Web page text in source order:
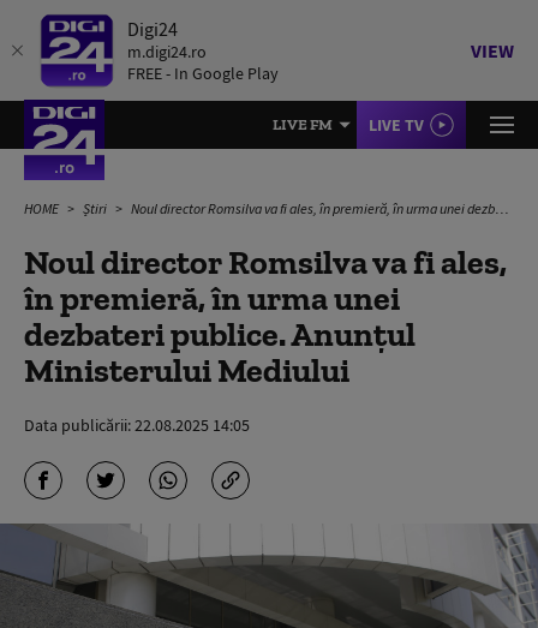
Digi24
m.digi24.ro
FREE - In Google Play
VIEW
LIVE FM LIVE TV
HOME Știri Noul director Romsilva va fi ales, în premieră, în urma unei dezbateri publice. Anunțul Ministerului Mediului
Noul director Romsilva va fi ales,
în premieră, în urma unei
dezbateri publice. Anunțul
Ministerului Mediului
Data publicării:22.08.2025 14:05